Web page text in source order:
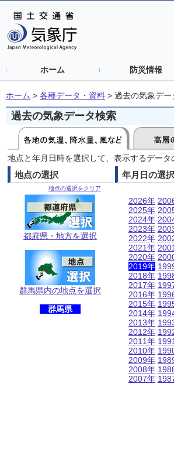
ホーム 防災情報
ホーム > 各種データ・資料 > 過去の気象デー
過去の気象データ検索
地点と年月日時を選択して、表示するデー
地点の選択
地点の選択をクリア
都府県・地方を選択
群馬県内の地点を選択
群馬県
年月日の選択
2026年
2025年
2024年
2023年
2022年
2021年
2020年
2019年
2018年
2017年
2016年
2015年
2014年
2013年
2012年
2011年
2010年
2009年
2008年
2007年